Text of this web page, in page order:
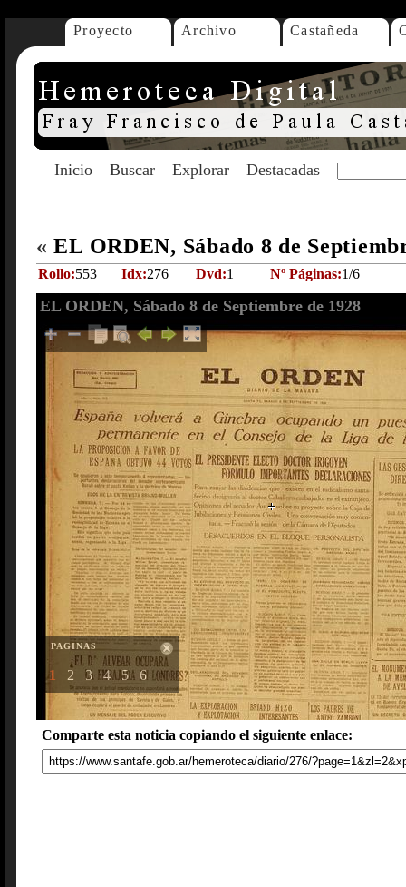
Proyecto Archivo Castañeda
Inicio Buscar Explorar Destacadas
« EL ORDEN, Sábado 8 de
Rollo:553 Idx:276 Dvd:1 Nº Páginas:1/6
EL ORDEN, Sábado 8 de Septiembre de 1928
PAGINAS
1 2 3 4 5 6
Comparte esta noticia copiando el siguiente enlace: